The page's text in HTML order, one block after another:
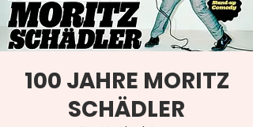
100 JAHRE MORITZ
SCHÄDLER